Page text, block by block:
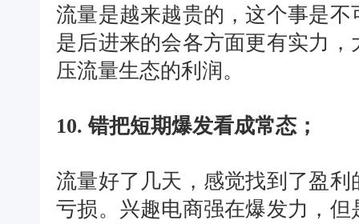
流量是越来越贵的，这个事是
是后进来的会各方面更有实力
压流量生态的利润。
10. 错把短期爆发看成常态；
流量好了几天，感觉找到了盈
亏损。兴趣电商强在爆发力，